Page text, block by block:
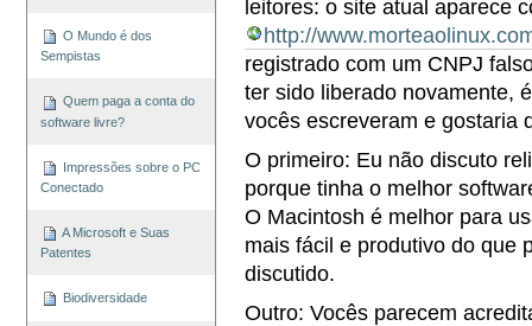
O Mundo é dos
Sempistas
Quem paga a conta do
software livre?
Impressões sobre o PC
Conectado
A Microsoft e Suas
Patentes
Biodiversidade
leitores: o site atual aparece
http://
registrado com um CNPJ
ter sido liberado novamente,
vocês escreveram e gostaria
O primeiro: Eu não discuto
porque tinha o melhor
O Macintosh é melhor para
mais fácil e produtivo do que
discutido.
Outro: Vocês parecem